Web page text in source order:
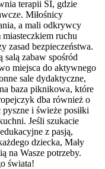
terapii SI, gdzie
Miłośnicy
a mali odkrywcy
ruchu
zasad bezpieczeństwa.
salą zabaw spośród
miejsca do aktywnego
sale dydaktyczne,
baza piknikowa, które
dba również o
i świeże posiłki
Jeśli szukacie
z pasją,
dziecka, Mały
na Wasze potrzeby.
świata!